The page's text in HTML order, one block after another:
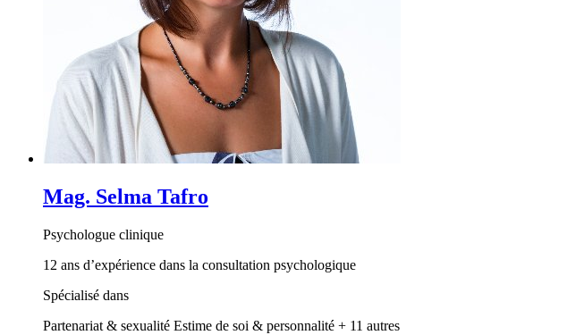
Mag. Selma Tafro
Psychologue clinique
12 ans d’expérience dans la consultation psychologique
Spécialisé dans
Partenariat & sexualité Estime de soi & personnalité + 11 autres